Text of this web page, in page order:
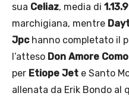
sua Celiaz, media di 1.13.9
marchigiana, mentre
Jpchanno completato il
l’atteso Don Amore Como
per Etiope Jet e Santo
allenata da Erik Bondo al